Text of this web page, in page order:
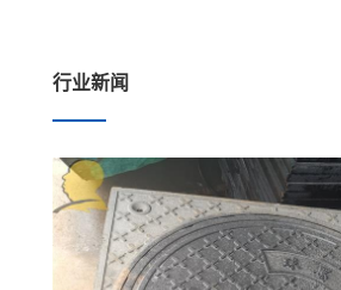
行业新闻